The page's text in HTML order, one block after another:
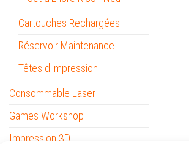
Cartouches Rechargées
Réservoir Maintenance
Têtes d'impression
Consommable Laser
Games Workshop
Impression 3D